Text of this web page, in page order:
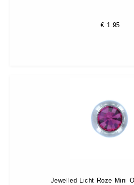
€ 1.95
Jewelled Licht Roze Mini